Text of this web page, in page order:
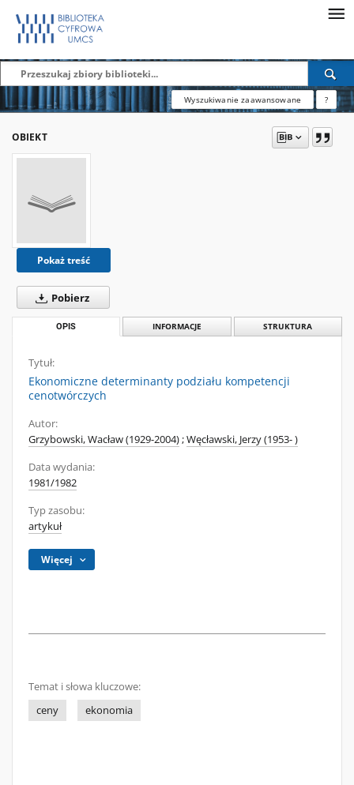
Wyszukiwanie zaawansowane ?
OBIEKT
Pokaż treść
Pobierz
OPIS INFORMACJE STRUKTURA
Tytuł:
Ekonomiczne determinanty podziału kompetencji
cenotwórczych
Autor:
Grzybowski, Wacław (1929-2004);Węcławski, Jerzy (1953- )
Data wydania:
1981/1982
Typ zasobu:
artykuł
Więcej
Temat i słowa kluczowe:
ceny
ekonomia